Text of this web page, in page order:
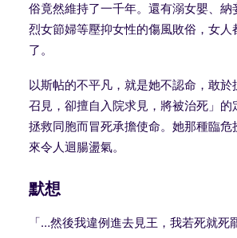
俗竟然維持了一千年。還有溺女嬰、納
烈女節婦等壓抑女性的傷風敗俗，女人
了。
以斯帖的不平凡，就是她不認命，敢於
召見，卻擅自入院求見，將被治死」的
拯救同胞而冒死承擔使命。她那種臨危
來令人迴腸盪氣。
默想
「…然後我違例進去見王，我若死就死